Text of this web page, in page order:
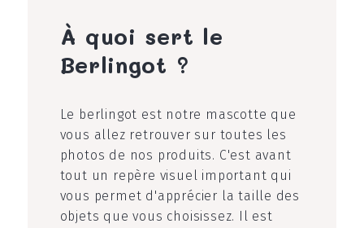
À quoi sert le
Berlingot ?
Le berlingot est notre mascotte que
vous allez retrouver sur toutes les
photos de nos produits. C'est avant
tout un repère visuel important qui
vous permet d'apprécier la taille des
objets que vous choisissez. Il est